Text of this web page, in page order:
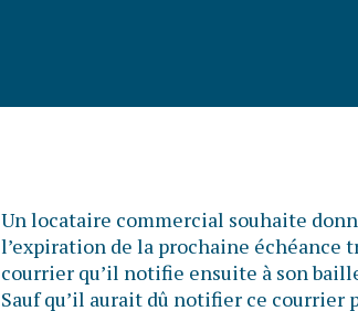
Un locataire commercial souhaite
l’expiration de la prochaine
courrier qu’il notifie ensuite à son
Sauf qu’il aurait dû notifier ce courrier